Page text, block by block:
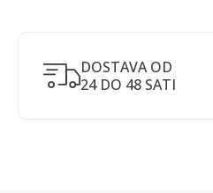
DOSTAVA OD
24 DO 48 SATI